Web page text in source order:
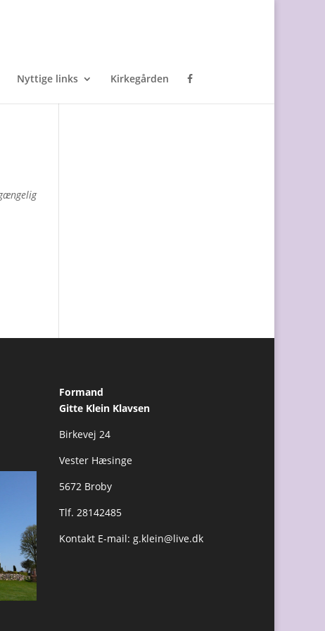
Nyttige links Kirkegården
Formand
Gitte Klein Klavsen
Birkevej 24
Vester Hæsinge
5672 Broby
Tlf. 28142485
Kontakt E-mail: g.klein@live.dk